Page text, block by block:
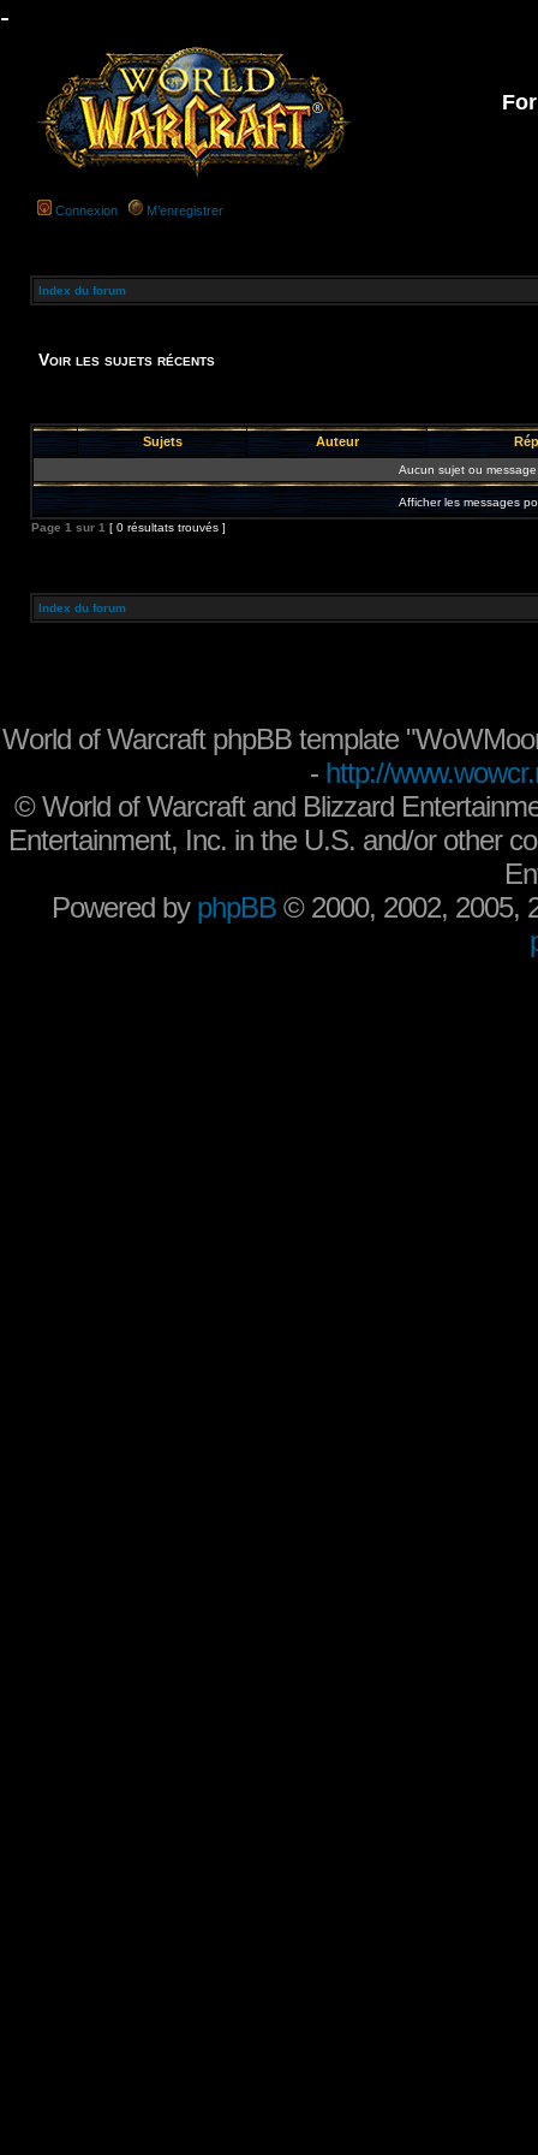
-
Connexion M’enregistrer
Index du forum
Voir les sujets récents
Sujets Auteur
Aucun sujet ou
Afficher les messages
Page 1 sur 1 [ 0 résultats trouvés ]
Index du forum
World of Warcraft phpBB template
- http://
©World of Warcraft and Blizzard
Entertainment, Inc. in the U.S. and/or other
Powered by phpBB © 2000, 2002, 2005,